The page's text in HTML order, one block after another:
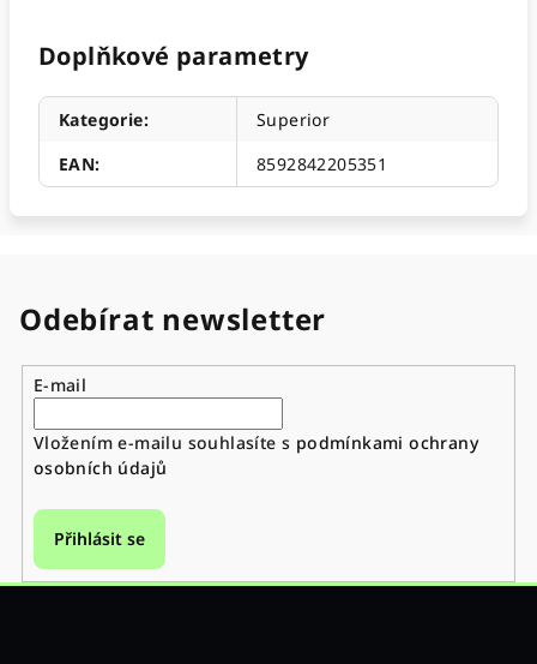
Doplňkové parametry
Kategorie:
Superior
EAN: 8592842205351
Odebírat newsletter
E-mail
Vložením e-mailu souhlasíte s podmínkami ochrany
osobních údajů
Přihlásit se